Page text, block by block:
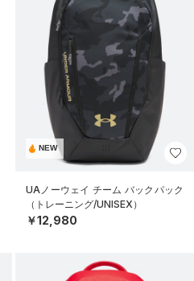
NEW
UAノーウェイ チーム バックパック
（トレーニング/UNISEX）
￥12,980